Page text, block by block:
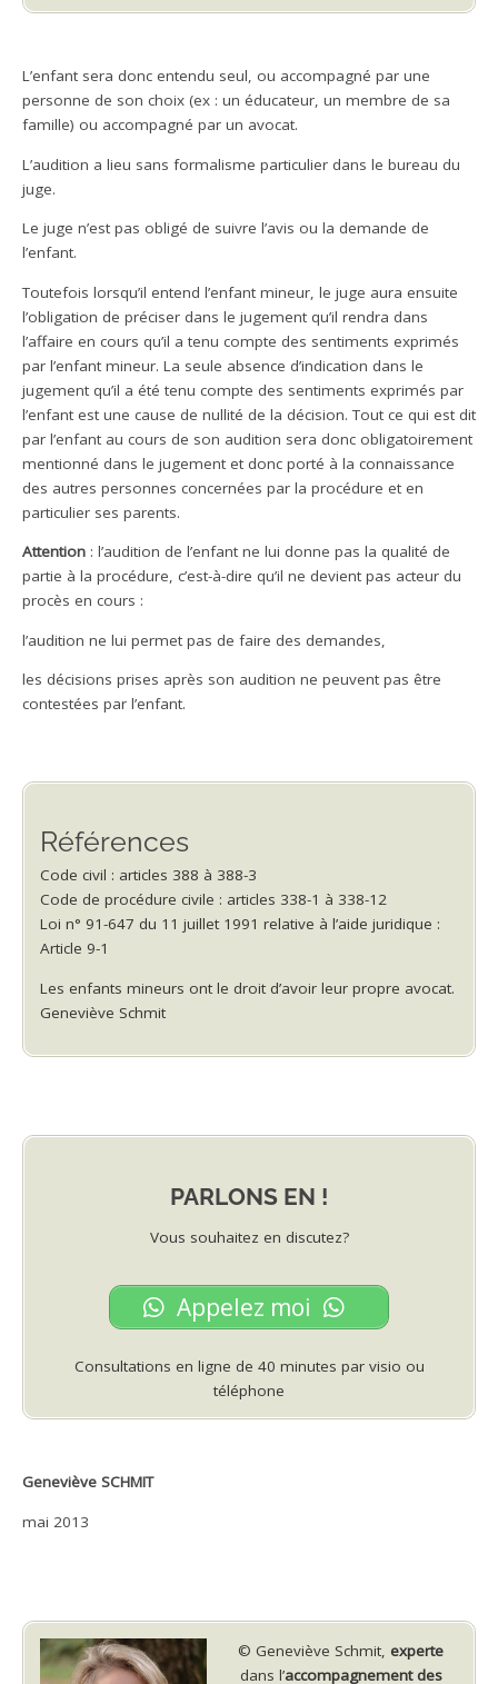
L’enfant sera donc entendu seul, ou accompagné par une
personne de son choix (ex : un éducateur, un membre de sa
famille) ou accompagné par un avocat.
L’audition a lieu sans formalisme particulier dans le bureau du
juge.
Le juge n’est pas obligé de suivre l’avis ou la demande de
l’enfant.
Toutefois lorsqu’il entend l’enfant mineur, le juge aura ensuite
l’obligation de préciser dans le jugement qu’il rendra dans
l’affaire en cours qu’il a tenu compte des sentiments exprimés
par l’enfant mineur. La seule absence d’indication dans le
jugement qu’il a été tenu compte des sentiments exprimés par
l’enfant est une cause de nullité de la décision. Tout ce qui est dit
par l’enfant au cours de son audition sera donc obligatoirement
mentionné dans le jugement et donc porté à la connaissance
des autres personnes concernées par la procédure et en
particulier ses parents.
Attention : l’audition de l’enfant ne lui donne pas la qualité de
partie à la procédure, c’est-à-dire qu’il ne devient pas acteur du
procès en cours :
l’audition ne lui permet pas de faire des demandes,
les décisions prises après son audition ne peuvent pas être
contestées par l’enfant.
Références
Code civil : articles 388 à 388-3
Code de procédure civile : articles 338-1 à 338-12
Loi n° 91-647 du 11 juillet 1991 relative à l’aide juridique :
Article 9-1
Les enfants mineurs ont le droit d’avoir leur propre avocat.
Geneviève Schmit
PARLONS EN !
Vous souhaitez en discutez?
Appelez moi
Consultations en ligne de 40 minutes par visio ou
téléphone
Geneviève SCHMIT
mai 2013
© Geneviève Schmit, experte
dans l’accompagnement des